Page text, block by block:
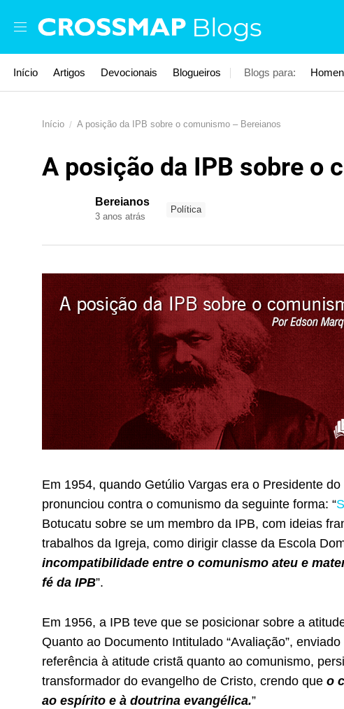
Blogs
Início Artigos Devocionais Blogueiros Blogs para:
Início A posição da IPB sobre o comunismo – Bereianos
A posição da IPB sobre o
Bereianos
3 anos atrás
Política
Em 1954, quando Getúlio Vargas era o Presidente
pronunciou contra o comunismo da seguinte forma: “
Botucatu sobre se um membro da IPB, com ideias
trabalhos da Igreja, como dirigir classe da Escola
incompatibilidade entre o comunismo ateu e
fé da IPB”.
Em 1956, a IPB teve que se posicionar sobre a
Quanto ao Documento Intitulado “Avaliação”,
referência à atitude cristã quanto ao comunismo,
transformador do evangelho de Cristo, crendo que o
ao espírito e à doutrina evangélica.”